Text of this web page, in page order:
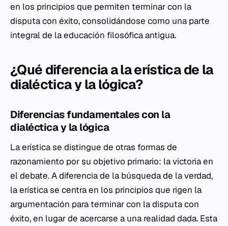
en los principios que permiten terminar con la
disputa con éxito, consolidándose como una parte
integral de la educación filosófica antigua.
¿Qué diferencia a la erística de la
dialéctica y la lógica?
Diferencias fundamentales con la
dialéctica y la lógica
La erística se distingue de otras formas de
razonamiento por su objetivo primario: la victoria en
el debate. A diferencia de la búsqueda de la verdad,
la erística se centra en los principios que rigen la
argumentación para terminar con la disputa con
éxito, en lugar de acercarse a una realidad dada. Esta